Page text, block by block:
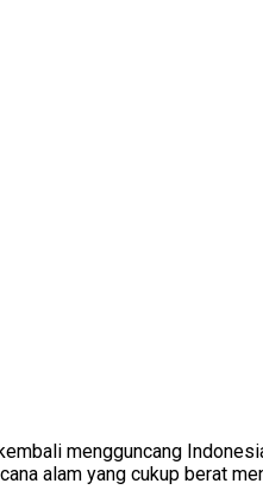
mengguncang
alam yang cukup berat